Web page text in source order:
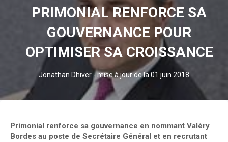
PRIMONIAL RENFORCE SA
GOUVERNANCE POUR
OPTIMISER SA CROISSANCE
Jonathan Dhiver-mise à jour de la 01 juin 2018
Primonial renforce sa gouvernance en nommant Valéry
Bordes au poste de Secrétaire Général et en recrutant